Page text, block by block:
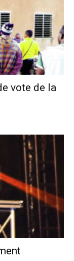
vote de la